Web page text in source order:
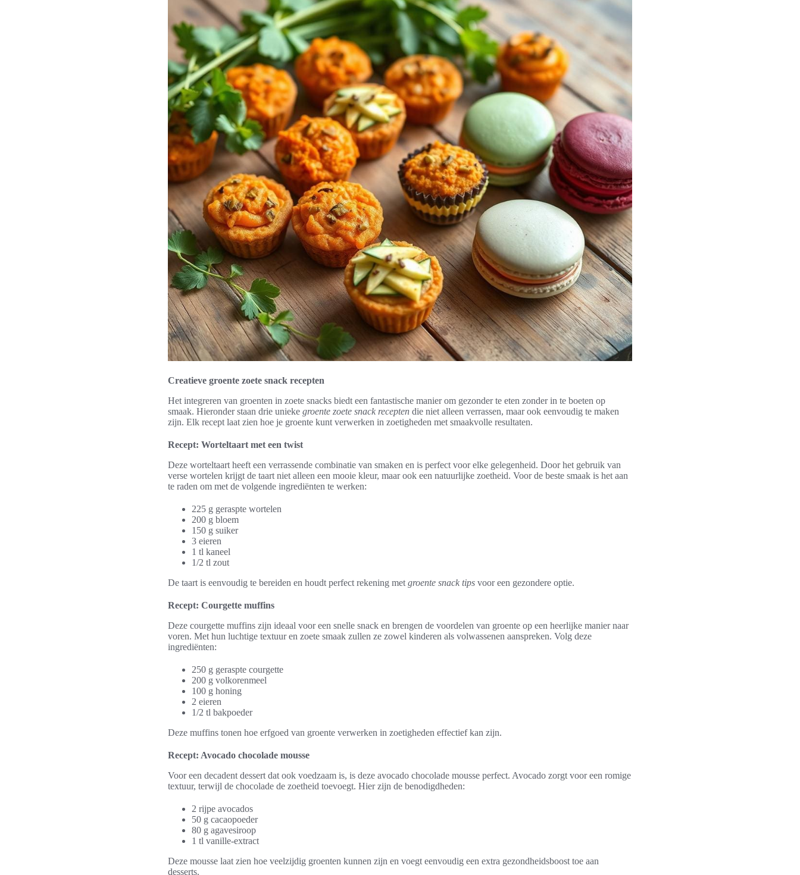
Creatieve groente zoete snack recepten
Het integreren van groenten in zoete snacks biedt een fantastische manier om gezonder te eten zonder in te boeten op
smaak. Hieronder staan drie unieke groente zoete snack recepten die niet alleen verrassen, maar ook eenvoudig te maken
zijn. Elk recept laat zien hoe je groente kunt verwerken in zoetigheden met smaakvolle resultaten.
Recept: Worteltaart met een twist
Deze worteltaart heeft een verrassende combinatie van smaken en is perfect voor elke gelegenheid. Door het gebruik van
verse wortelen krijgt de taart niet alleen een mooie kleur, maar ook een natuurlijke zoetheid. Voor de beste smaak is het aan
te raden om met de volgende ingrediënten te werken:
225 g geraspte wortelen
200 g bloem
150 g suiker
3 eieren
1 tl kaneel
1/2 tl zout
De taart is eenvoudig te bereiden en houdt perfect rekening met groente snack tips voor een gezondere optie.
Recept: Courgette muffins
Deze courgette muffins zijn ideaal voor een snelle snack en brengen de voordelen van groente op een heerlijke manier naar
voren. Met hun luchtige textuur en zoete smaak zullen ze zowel kinderen als volwassenen aanspreken. Volg deze
ingrediënten:
250 g geraspte courgette
200 g volkorenmeel
100 g honing
2 eieren
1/2 tl bakpoeder
Deze muffins tonen hoe erfgoed van groente verwerken in zoetigheden effectief kan zijn.
Recept: Avocado chocolade mousse
Voor een decadent dessert dat ook voedzaam is, is deze avocado chocolade mousse perfect. Avocado zorgt voor een romige
textuur, terwijl de chocolade de zoetheid toevoegt. Hier zijn de benodigdheden:
2 rijpe avocados
50 g cacaopoeder
80 g agavesiroop
1 tl vanille-extract
Deze mousse laat zien hoe veelzijdig groenten kunnen zijn en voegt eenvoudig een extra gezondheidsboost toe aan
desserts.